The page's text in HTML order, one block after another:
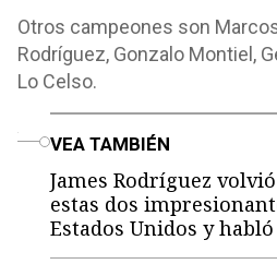
Otros campeones son
Rodríguez, Gonzalo Montiel,
Lo Celso.
VEA TAMBIÉN
James Rodríguez
estas dos
Estados Unidos y